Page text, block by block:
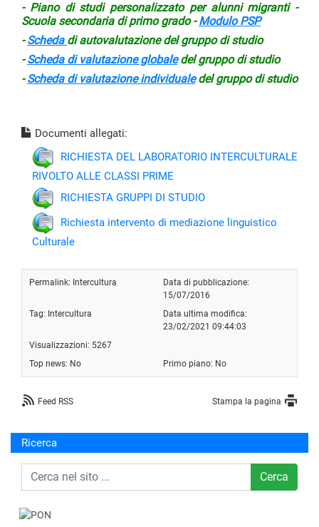
Ricerca
Cerca
- Piano di studi personalizzato per alunni migranti -
Scuola secondaria di primo grado -Modulo PSP
-Scheda di autovalutazione del gruppo di studio
-Scheda di valutazione globaledel gruppo di studio
-Scheda di valutazione individualedel gruppo di studio
Documenti allegati:
RICHIESTA DEL LABORATORIO INTERCULTURALE
RIVOLTO ALLE CLASSI PRIME
RICHIESTA GRUPPI DI STUDIO
Richiesta intervento di mediazione linguistico
Culturale
Permalink: Intercultura
Data di pubblicazione:
15/07/2016
Tag: Intercultura
Data ultima modifica:
23/02/2021 09:44:03
Visualizzazioni: 5267
Top news: No
Primo piano: No
Feed RSS Stampa la pagina